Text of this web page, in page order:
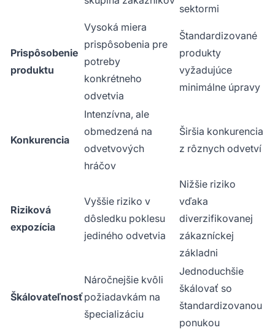
sektormi
Prispôsobenie
produktu
Vysoká miera
prispôsobenia pre
potreby
konkrétneho
odvetvia
Štandardizované
produkty
vyžadujúce
minimálne úpravy
Konkurencia
Intenzívna, ale
obmedzená na
odvetvových
hráčov
Širšia konkurencia
z rôznych odvetví
Riziková
expozícia
Vyššie riziko v
dôsledku poklesu
jediného odvetvia
Nižšie riziko
vďaka
diverzifikovanej
zákazníckej
základni
Škálovateľnosť
Náročnejšie kvôli
požiadavkám na
špecializáciu
Jednoduchšie
škálovať so
štandardizovanou
ponukou